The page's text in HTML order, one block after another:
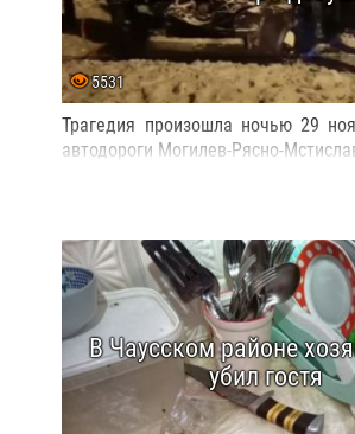
5531
Трагедия произошла ночью 29
автодороги Могилев-Рясно-
В Чаусском районе
убил гостя